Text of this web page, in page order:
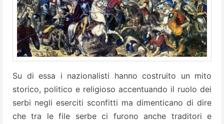
Su di essa i nazionalisti hanno costruito un mito
storico, politico e religioso accentuando il ruolo dei
serbi negli eserciti sconfitti ma dimenticano di dire
che tra le file serbe ci furono anche traditori e